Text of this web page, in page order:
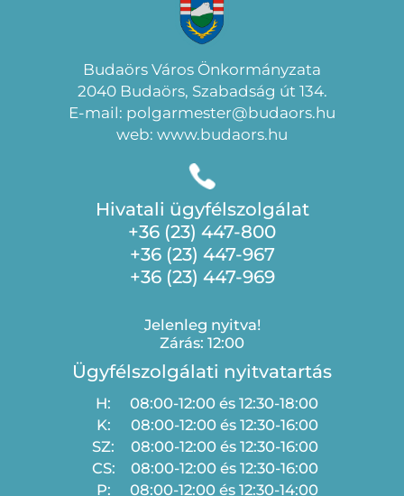
Budaörs Város Önkormányzata
2040 Budaörs, Szabadság út 134.
E-mail: polgarmester@budaors.hu
web: www.budaors.hu
Hivatali ügyfélszolgálat
+36 (23) 447-800
+36 (23) 447-967
+36 (23) 447-969
Jelenleg nyitva!
Zárás: 12:00
Ügyfélszolgálati nyitvatartás
H:
08:00-12:00 és 12:30-18:00
K:
08:00-12:00 és 12:30-16:00
SZ:
08:00-12:00 és 12:30-16:00
CS:
08:00-12:00 és 12:30-16:00
P:
08:00-12:00 és 12:30-14:00